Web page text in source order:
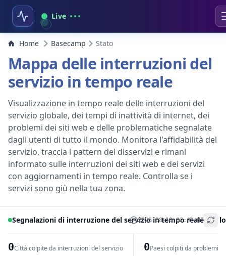
Live
Home Basecamp Stato
Mappa delle interruzioni del
servizio in tempo reale
Visualizzazione in tempo reale delle interruzioni del
servizio globale, dei tempi di inattività di internet, dei
problemi dei siti web e delle problematiche segnalate
dagli utenti di tutto il mondo. Monitora l'affidabilità del
servizio, traccia i pattern dei disservizi e rimani
informato sulle interruzioni dei siti web e dei servizi
con aggiornamenti in tempo reale. Controlla se i
servizi sono giù nella tua zona.
Segnalazioni di interruzione del servizio in tempo reale per
2026-08-10 02:42:07
0Città colpite da interruzioni del servizio 0Paesi colpiti da problemi
+